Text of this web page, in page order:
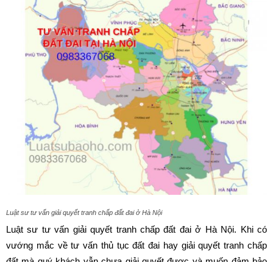
Luật sư tư vấn giải quyết tranh chấp đất đai ở Hà Nội
Luật sư tư vấn giải quyết tranh chấp đất đai ở Hà Nội. Khi có
vướng mắc về tư vấn thủ tục đất đai hay giải quyết tranh chấp